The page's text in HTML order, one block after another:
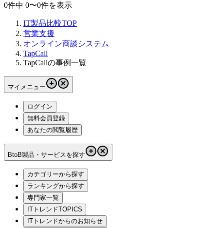
0件中 0〜0件を表示
IT製品比較TOP
営業支援
オンライン商談システム
TapCall
TapCallの事例一覧
マイメニュー
ログイン
無料会員登録
あなたの閲覧履歴
BtoB製品・サービスを探す
カテゴリーから探す
ランキングから探す
専門家一覧
ITトレンドTOPICS
ITトレンドからのお知らせ